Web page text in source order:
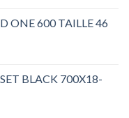
ONE 600 TAILLE 46
BLACK 700X18-